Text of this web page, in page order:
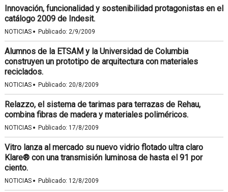
Innovación, funcionalidad y sostenibilidad protagonistas en el
catálogo 2009 de Indesit.
NOTICIAS · Publicado: 2/9/2009
Alumnos de la ETSAM y la Universidad de Columbia
construyen un prototipo de arquitectura con materiales
reciclados.
NOTICIAS · Publicado: 20/8/2009
Relazzo, el sistema de tarimas para terrazas de Rehau,
combina fibras de madera y materiales poliméricos.
NOTICIAS · Publicado: 17/8/2009
Vitro lanza al mercado su nuevo vidrio flotado ultra claro
Klare® con una transmisión luminosa de hasta el 91 por
ciento.
NOTICIAS · Publicado: 12/8/2009